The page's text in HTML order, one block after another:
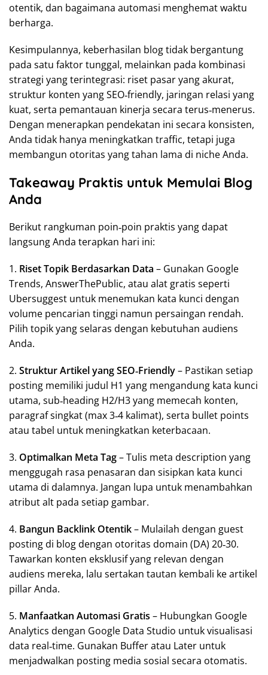
otentik, dan bagaimana automasi menghemat waktu
berharga.
Kesimpulannya, keberhasilan blog tidak bergantung
pada satu faktor tunggal, melainkan pada kombinasi
strategi yang terintegrasi: riset pasar yang akurat,
struktur konten yang SEO‑friendly, jaringan relasi yang
kuat, serta pemantauan kinerja secara terus‑menerus.
Dengan menerapkan pendekatan ini secara konsisten,
Anda tidak hanya meningkatkan traffic, tetapi juga
membangun otoritas yang tahan lama di niche Anda.
Takeaway Praktis untuk Memulai Blog
Anda
Berikut rangkuman poin‑poin praktis yang dapat
langsung Anda terapkan hari ini:
1. Riset Topik Berdasarkan Data – Gunakan Google
Trends, AnswerThePublic, atau alat gratis seperti
Ubersuggest untuk menemukan kata kunci dengan
volume pencarian tinggi namun persaingan rendah.
Pilih topik yang selaras dengan kebutuhan audiens
Anda.
2. Struktur Artikel yang SEO‑Friendly– Pastikan setiap
posting memiliki judul H1 yang mengandung kata kunci
utama, sub‑heading H2/H3 yang memecah konten,
paragraf singkat (max 3‑4 kalimat), serta bullet points
atau tabel untuk meningkatkan keterbacaan.
3. Optimalkan Meta Tag– Tulis meta description yang
menggugah rasa penasaran dan sisipkan kata kunci
utama di dalamnya. Jangan lupa untuk menambahkan
atribut alt pada setiap gambar.
4. Bangun Backlink Otentik– Mulailah dengan guest
posting di blog dengan otoritas domain (DA) 20‑30.
Tawarkan konten eksklusif yang relevan dengan
audiens mereka, lalu sertakan tautan kembali ke artikel
pillar Anda.
5. Manfaatkan Automasi Gratis – Hubungkan Google
Analytics dengan Google Data Studio untuk visualisasi
data real‑time. Gunakan Buffer atau Later untuk
menjadwalkan posting media sosial secara otomatis.